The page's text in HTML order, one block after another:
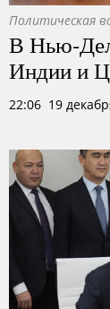
Политическая
В Нью-
Индии и
22:06 19